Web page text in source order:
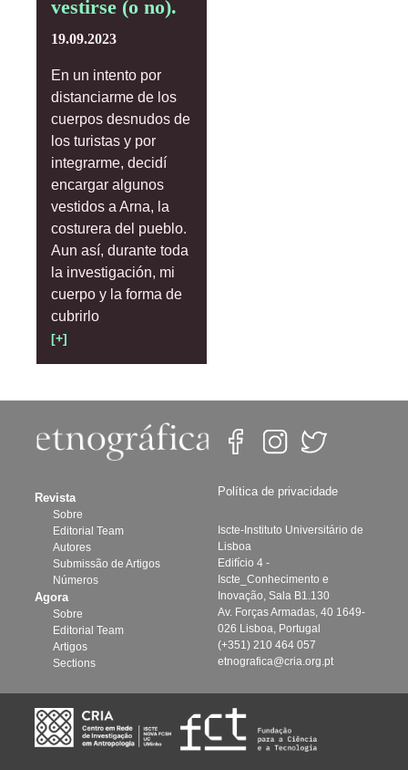
vestirse (o no).
19.09.2023
En un intento por
distanciarme de los
cuerpos desnudos de
los turistas y por
integrarme, decidí
encargar algunos
vestidos a Arna, la
costurera del pueblo.
Aun así, durante toda
la investigación, mi
cuerpo y la forma de
cubrirlo
[+]
Revista
Sobre
Editorial Team
Autores
Submissão de Artigos
Números
Agora
Sobre
Editorial Team
Artigos
Sections
Política de privacidade
Iscte-Instituto Universitário de
Lisboa
Edifício 4 -
Iscte_Conhecimento e
Inovação, Sala B1.130
Av. Forças Armadas, 40 1649-
026 Lisboa, Portugal
(+351) 210 464 057
etnografica@cria.org.pt